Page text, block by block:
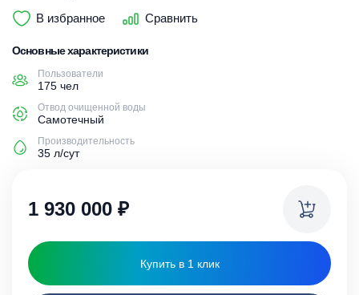
В избранное Сравнить
Основные характеристики
Пользователи
175 чел
Отвод очищенной воды
Самотечный
Производительность
35 л/сут
1 930 000 ₽
Купить в 1 клик